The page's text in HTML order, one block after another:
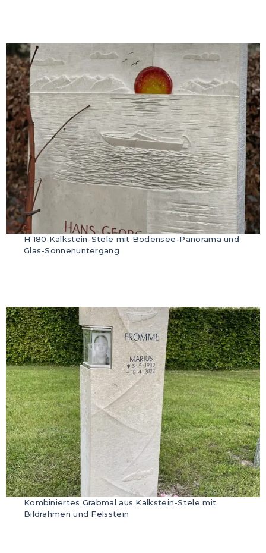
H 180 Kalkstein-Stele mit Bodensee-Panorama und
Glas-Sonnenuntergang
Kombiniertes Grabmal aus Kalkstein-Stele mit
Bildrahmen und Felsstein